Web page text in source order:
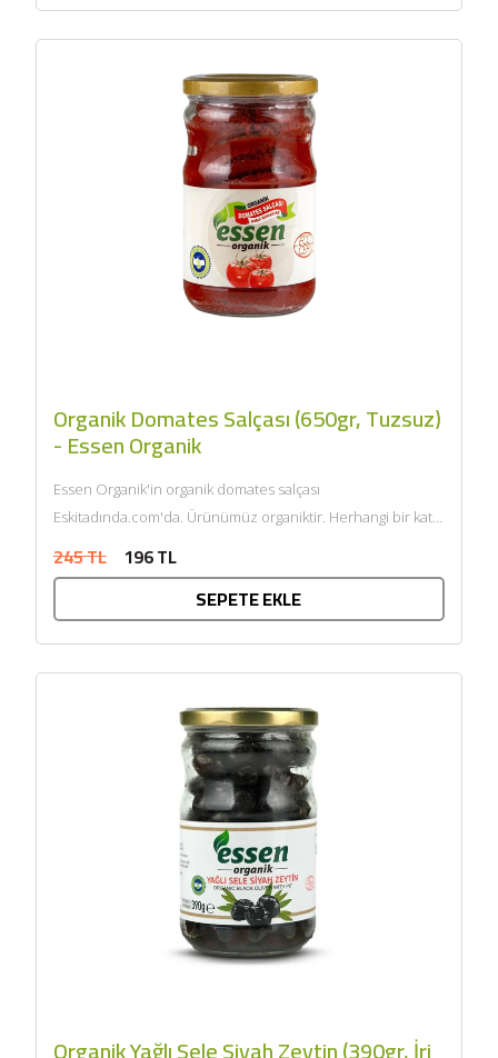
Organik Domates Salçası (650gr, Tuzsuz)
- Essen Organik
Essen Organik'in organik domates salçası
Eskitadında.com'da. Ürünümüz organiktir. Herhangi bir katkı
onaylıdır. ECOCERT...
245 TL 196 TL
SEPETE EKLE